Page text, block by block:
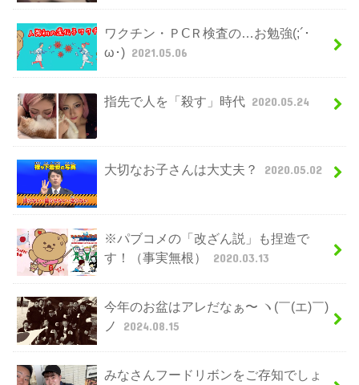
ワクチン・ＰⅭＲ検査の…お勉強(;´･
ω･) 2021.05.06
指先で人を「殺す」時代 2020.05.24
大切なお子さんは大丈夫？ 2020.05.02
※パブコメの「改ざん説」も捏造で
す！（事実無根）
2020.03.13
今年のお盆はアレだなぁ〜 ヽ(￣(エ)￣)
ノ
2024.08.15
みなさんフードリボンをご存知でしょ